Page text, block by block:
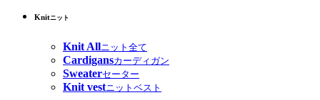
Knitニット
Knit Allニット全て
Cardigansカーディガン
Sweaterセーター
Knit vestニットベスト